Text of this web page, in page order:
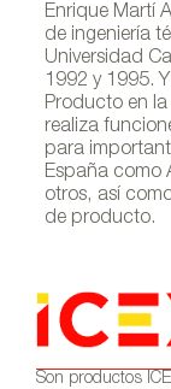
Enrique Martí
de ingeniería
Universidad
1992 y 1995.
Producto en
realiza
para
España como
otros, así
de producto.
Son productos